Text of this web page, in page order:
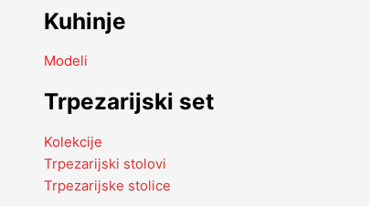
Kuhinje
Modeli
Trpezarijski set
Kolekcije
Trpezarijski stolovi
Trpezarijske stolice